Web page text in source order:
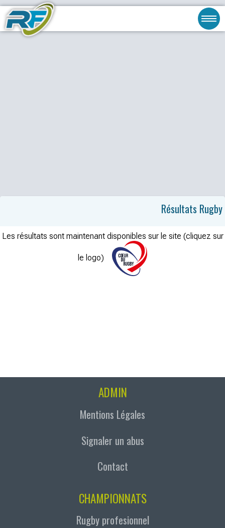
Résultats Rugby
Les résultats sont maintenant disponibles sur le site (cliquez sur
le logo)
ADMIN
Mentions Légales
Signaler un abus
Contact
CHAMPIONNATS
Rugby profesionnel